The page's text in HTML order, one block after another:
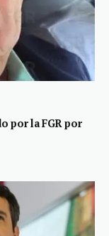
por la FGR por